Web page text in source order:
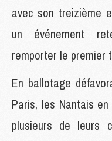
avec son treizième
un événement
remporter le premier
En ballotage
Paris, les Nantais
plusieurs de leurs